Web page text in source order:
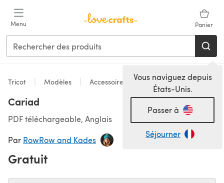
Menu Panier
Vous naviguez depuis
États-Unis.
Passer à
Séjourner
Tricot Modèles Accessoires
Cariad
PDF téléchargeable, Anglais
Par RowRow and Kades
Gratuit